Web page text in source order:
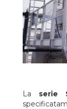
La serie